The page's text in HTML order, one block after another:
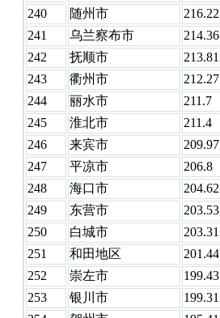
240
随州市 216.22
241
乌兰察布市 214.36
242
抚顺市 213.81
243
衢州市 212.27
244
丽水市 211.7
245
淮北市 211.4
246
来宾市 209.97
247
平凉市 206.8
248
海口市 204.62
249
东营市 203.53
250
白城市 203.31
251
和田地区 201.44
252
崇左市 199.43
253
银川市 199.31